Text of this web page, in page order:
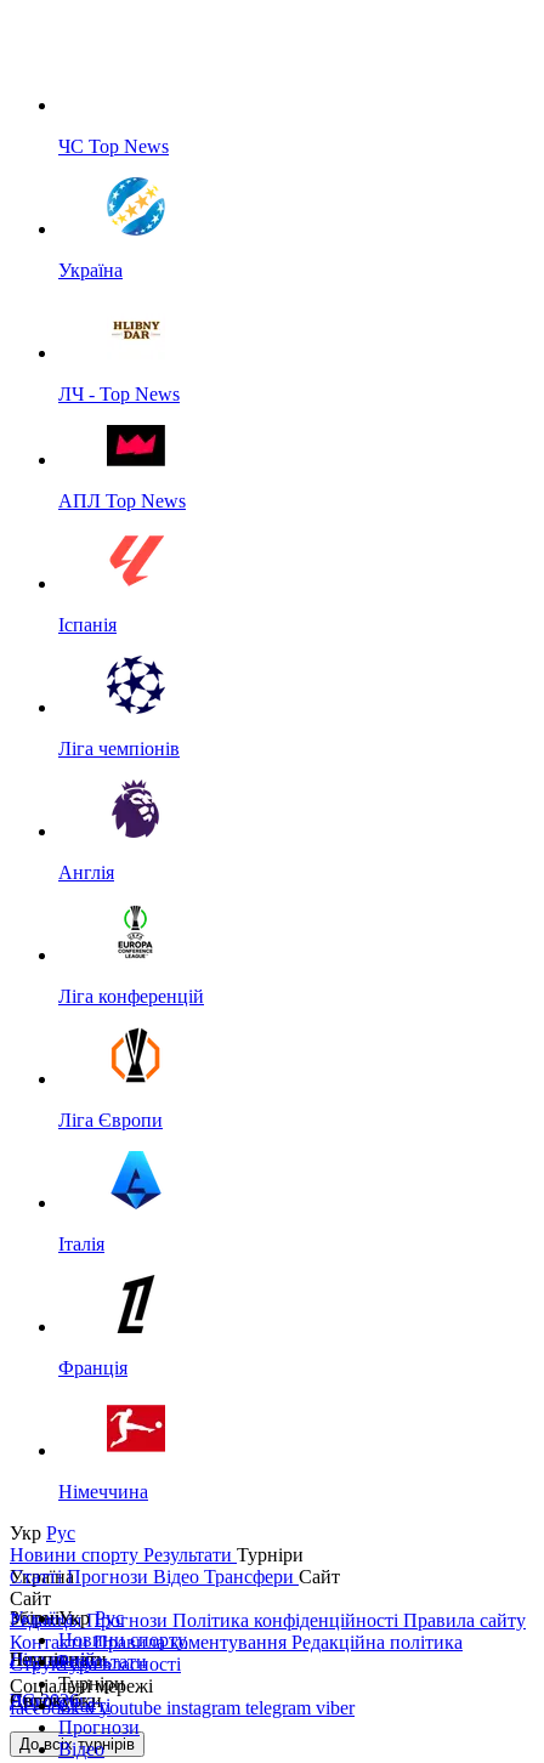
ЧС Top News
Україна
ЛЧ - Top News
АПЛ Top News
Іспанія
Ліга чемпіонів
Англія
Ліга конференцій
Ліга Європи
Італія
Франція
Німеччина
Укр Рус
Новини спорту Результати Турніри
Україна
Україна
Перша ліга
Друга ліга
Кубок України
Збірні
Ліга націй
ЧС 2026
Чемпіонати
Англія
Іспанія
Єврокубки
Ліга чемпіонів
До всіх турнірів
СтаттіПрогнози Відео Трансфери Сайт
Сайт
РедакціяПрогнози Політика конфіденційності Правила сайту
КонтактиПравила коментування Редакційна політика
Структура власності
Соціальні мережі
facebookxyoutube instagram telegram viber
УкрРус
Новини спорту
Результати
Турніри
Статті
Прогнози
Відео